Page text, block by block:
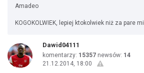
Amadeo
KOGOKOLWIEK, lepiej ktokolwiek niż za pare
Dawid04111
komentarzy: 15357 newsów: 14
21.12.2014, 18:00